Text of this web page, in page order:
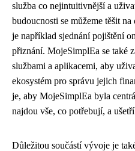
služba co nejintuitivnější a
budoucnosti se můžeme těšit
je například sjednání pojištění
přiznání. MojeSimplEa se také
službami a aplikacemi, aby
ekosystém pro správu jejich
je, aby MojeSimplEa byla
najdou vše, co potřebují, a
Důležitou součástí vývoje je